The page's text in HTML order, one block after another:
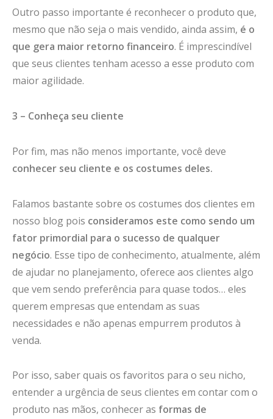
Outro passo importante é reconhecer o produto que,
mesmo que não seja o mais vendido, ainda assim, é o
que gera maior retorno financeiro. É imprescindível
que seus clientes tenham acesso a esse produto com
maior agilidade.
3 – Conheça seu cliente
Por fim, mas não menos importante, você deve
conhecer seu cliente e os costumes deles.
Falamos bastante sobre os costumes dos clientes em
nosso blog pois consideramos este como sendo um
fator primordial para o sucesso de qualquer
negócio. Esse tipo de conhecimento, atualmente, além
de ajudar no planejamento, oferece aos clientes algo
que vem sendo preferência para quase todos… eles
querem empresas que entendam as suas
necessidades e não apenas empurrem produtos à
venda.
Por isso, saber quais os favoritos para o seu nicho,
entender a urgência de seus clientes em contar com o
produto nas mãos, conhecer as formas de